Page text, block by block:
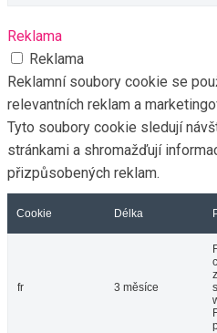
Reklama
Reklama
Reklamní soubory cookie se
relevantních reklam a
Tyto soubory cookie sledují
stránkami a shromažďují
přizpůsobených reklam.
Cookie Délka
fr 3 měsíce